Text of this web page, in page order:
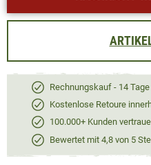
Rechnungskauf - 14
Kostenlose Retoure
100.000+ Kunden
Bewertet mit 4,8 von 5